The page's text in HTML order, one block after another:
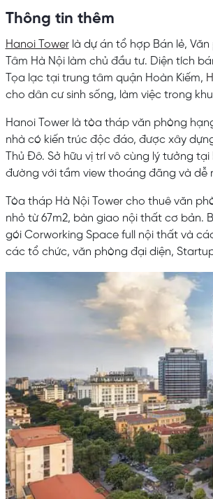
Thông tin thêm
Hanoi Towerlà dự án tổ hợp Bán lẻ, Văn
Tâm Hà Nội làm chủ đầu tư. Diện tích
Tọa lạc tại trung tâm quận Hoàn Kiếm,
cho dân cư sinh sống, làm việc trong
Hanoi Tower là tòa tháp văn phòng
nhà có kiến trúc độc đáo, được xây
Thủ Đô. Sở hữu vị trí vô cùng lý tưởng
đường với tầm view thoáng đãng và dễ
Tòa tháp Hà Nội Tower cho thuê văn
nhỏ từ 67m2, bàn giao nội thất cơ bản.
gói Corworking Space full nội thất và
các tổ chức, văn phòng đại diện,